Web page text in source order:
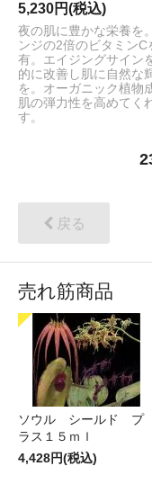
5,230円(税込)
夜の肌に豊かな栄養を
ンジの2倍のビタミンC
有。エイジングサイン
的に改善し肌に自然な
を。オーガニック植物
肌の弾力性を高めてく
す。
戻る
売れ筋商品
ソウル シールド プ
ラス１５ｍｌ
4,428円(税込)